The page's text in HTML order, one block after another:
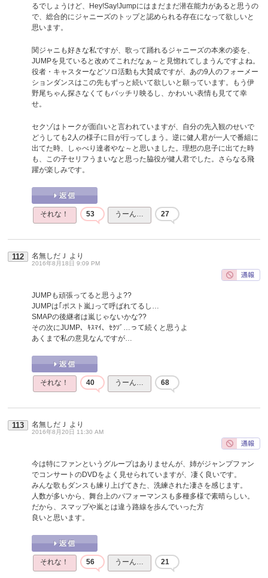
るでしょうけど、Hey!Say!Jumpにはまだまだ潜在能力があると思うの
で、総合的にジャニーズのトップと認められる存在になって欲しいと
思います。
関ジャニも好きな私ですが、歌って踊れるジャニーズの本来の姿を、
JUMPを見ていると改めてこれだなぁ～と見惚れてしまうんですよね。
役者・キャスターなどソロ活動も大賛成ですが、あの9人のフォーメー
ションダンスはこの先もずっと続いて欲しいと願っています。もう伊
野尾ちゃん探さなくてもバッチリ映るし、かわいい表情も見てて幸
せ。
セクゾはトークが面白いと言われていますが、自分の先入観のせいで
どうしても2人の様子に目が行ってしまう。逆に健人君が一人で番組に
出てた時、しゃべり達者やな～と思いました。理想の息子に出てた時
も、この子セリフうまいなと思った脇役が健人君でした。さらなる飛
躍が楽しみです。
それな！ 53 うーん… 27
112 名無しだＪ より
2016年8月18日 9:09 PM
JUMPも頑張ってると思うよ??
JUMPは｢ポスト嵐｣って呼ばれてるし…
SMAPの後継者は嵐じゃないかな??
その次にJUMP、ｷｽﾏｲ、ｾｸｿﾞ…って続くと思うよ
あくまで私の意見なんですが…
それな！ 40 うーん… 68
113 名無しだＪ より
2016年8月20日 11:30 AM
今は特にファンというグループはありませんが、姉がジャンプファン
でコンサートのDVDをよく見せられていますが、凄く良いです。
みんな歌もダンスも練り上げてきた、洗練された凄さを感じます。
人数が多いから、舞台上のパフォーマンスも多種多様で素晴らしい。
だから、スマップや嵐とは違う路線を歩んでいった方
良いと思います。
それな！ 56 うーん… 21